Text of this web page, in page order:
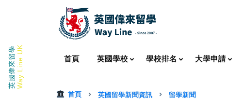
首頁 英國學校 學校排名 大學申請
英國偉來留學Way Line UK
首頁 英國留學新聞資訊 留學新聞